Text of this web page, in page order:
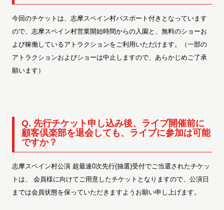
今回のチケットは、志摩スペイン村パスポート付きとなっています
ので、志摩スペイン村営業開始時間からの入園と、無料のショーお
よび稼働しているアトラクションをご利用いただけます。（一部の
アトラクションおよびショーは中止しますので、あらかじめご了承
願います）
Q. 先行チケット申し込み後、ライブ開催前に
顧客倶楽部を退会しても、ライブに参加は可能
ですか？
志摩スペイン村公演 超最速0次先行(抽選)受付でご当選されたチケッ
トは、 会員様に向けてご用意したチケットとなりますので、公演日
までは会員状態を保っていただきますようお願い申し上げます。